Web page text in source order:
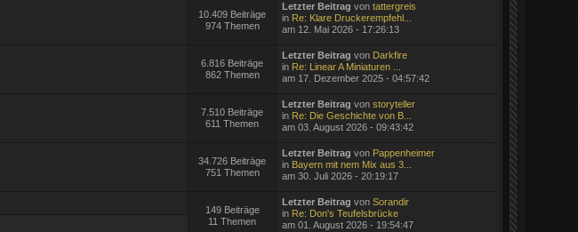
10.409 Beiträge
974 Themen
Letzter Beitrag von tattergreis
in Re: Klare Druckerempfehl...
am 12. Mai 2026 - 17:26:13
6.816 Beiträge
862 Themen
Letzter Beitrag von Darkfire
in Re: Linear A Miniaturen ...
am 17. Dezember 2025 - 04:57:42
7.510 Beiträge
611 Themen
Letzter Beitrag von storyteller
in Re: Die Geschichte von B...
am 03. August 2026 - 09:43:42
34.726 Beiträge
751 Themen
Letzter Beitrag von Pappenheimer
in Bayern mit nem Mix aus 3...
am 30. Juli 2026 - 20:19:17
149 Beiträge
11 Themen
Letzter Beitrag von Sorandir
in Re: Don's Teufelsbrücke
am 01. August 2026 - 19:54:47